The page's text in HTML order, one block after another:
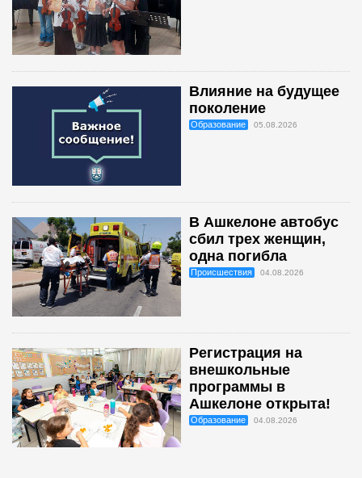
Влияние на будущее
поколение
Образование 05.08.2026
В Ашкелоне автобус
сбил трех женщин,
одна погибла
Происшествия 04.08.2026
Регистрация на
внешкольные
программы в
Ашкелоне открыта!
Образование 04.08.2026